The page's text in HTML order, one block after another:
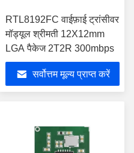
RTL8192FC वाईफ़ाई ट्रांसीवर
मॉड्यूल श्रीमती 12X12mm
LGA पैकेज 2T2R 300mbps
सर्वोत्तम मूल्य प्राप्त करें